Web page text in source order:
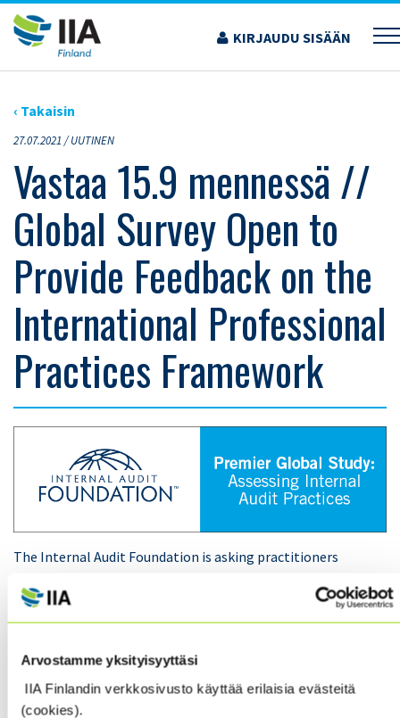
Arvostamme yksityisyyttäsi
IIA Finlandin verkkosivusto käyttää erilaisia evästeitä
(cookies).
Siirry
sisältöön
KIRJAUDU SISÄÄN
›ARTIKKELIT›VASTAA 15.9 MENNESSÄ // GLOBAL SURVEY OPEN TO PROVIDE
FEEDBACK ON THE INTERNATIONAL PROFESSIONAL PRACTICES FRAMEWORK
‹ Takaisin
27.07.2021 /UUTINEN
Vastaa 15.9 mennessä //
Global Survey Open to
Provide Feedback on the
International Professional
Practices Framework
The Internal Audit Foundation is asking practitioners
survey of internal audit practices and the relevance and
value of the International Professional Practices
Professional Practice of Internal Auditing
Standards) to internal audit effectiveness. As an
internal audit practitioner, your insight is invaluable to